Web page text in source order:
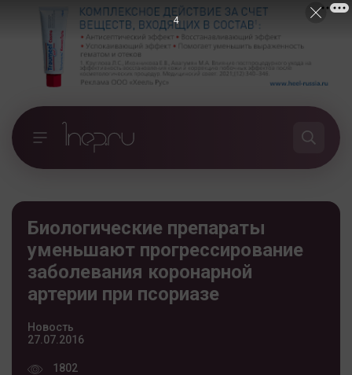
Биологические препараты
уменьшают прогрессирование
заболевания коронарной
артерии при псориазе
Новость
27.07.2016
1802
3